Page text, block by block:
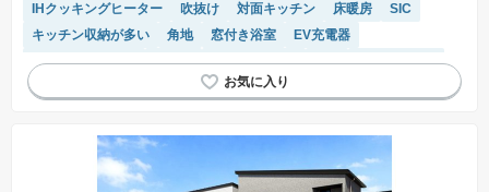
IHクッキングヒーター 吹抜け 対面キッチン 床暖房
SIC
キッチン収納が多い
角地 窓付き浴室
EV充電器
システムキッチン
食洗機 トイレ2個以上 WIC
温水洗浄便座
モニター付きインターホン